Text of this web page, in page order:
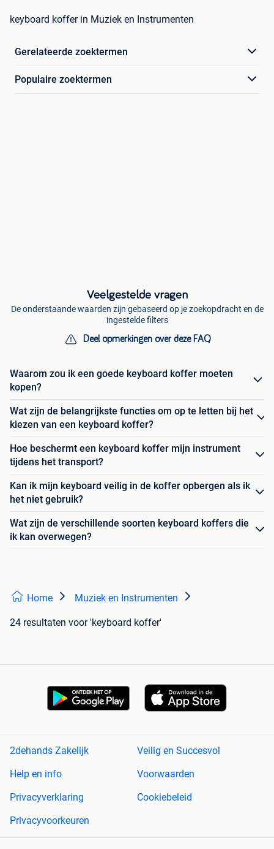
keyboard koffer in Muziek en Instrumenten
Gerelateerde zoektermen
Populaire zoektermen
Veelgestelde vragen
De onderstaande waarden zijn gebaseerd op je zoekopdracht en de
ingestelde filters
Deel opmerkingen over deze FAQ
Waarom zou ik een goede keyboard koffer moeten
kopen?
Wat zijn de belangrijkste functies om op te letten bij het
kiezen van een keyboard koffer?
Hoe beschermt een keyboard koffer mijn instrument
tijdens het transport?
Kan ik mijn keyboard veilig in de koffer opbergen als ik
het niet gebruik?
Wat zijn de verschillende soorten keyboard koffers die
ik kan overwegen?
Home Muziek en Instrumenten
24 resultaten voor 'keyboard koffer'
2dehands Zakelijk
Veilig en Succesvol
Help en info
Voorwaarden
Privacyverklaring
Cookiebeleid
Privacyvoorkeuren